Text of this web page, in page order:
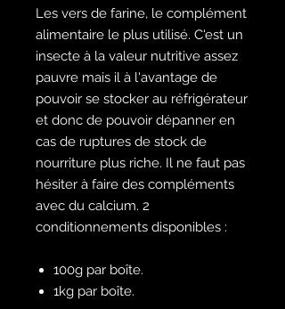
Les vers de farine, le complément
alimentaire le plus utilisé. C'est un
insecte à la valeur nutritive assez
pauvre mais il à l'avantage de
pouvoir se stocker au réfrigérateur
et donc de pouvoir dépanner en
cas de ruptures de stock de
nourriture plus riche. Il ne faut pas
hésiter à faire des compléments
avec du calcium. 2
conditionnements disponibles :
100g par boîte.
1kg par boîte.